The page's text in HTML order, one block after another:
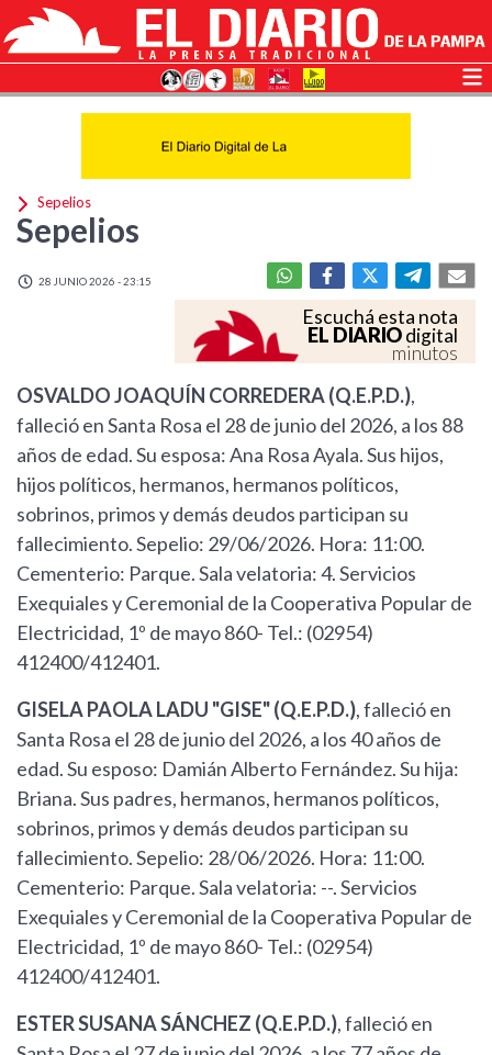
Sepelios
Sepelios
28 JUNIO 2026 - 23:15
Escuchá esta nota
EL DIARIOdigital
minutos
OSVALDO JOAQUÍN CORREDERA (Q.E.P.D.),
falleció en Santa Rosa el 28 de junio del 2026, a los 88
años de edad. Su esposa: Ana Rosa Ayala. Sus hijos,
hijos políticos, hermanos, hermanos políticos,
sobrinos, primos y demás deudos participan su
fallecimiento. Sepelio: 29/06/2026. Hora: 11:00.
Cementerio: Parque. Sala velatoria: 4. Servicios
Exequiales y Ceremonial de la Cooperativa Popular de
Electricidad, 1º de mayo 860- Tel.: (02954)
412400/412401.
GISELA PAOLA LADU "GISE" (Q.E.P.D.), falleció en
Santa Rosa el 28 de junio del 2026, a los 40 años de
edad. Su esposo: Damián Alberto Fernández. Su hija:
Briana. Sus padres, hermanos, hermanos políticos,
sobrinos, primos y demás deudos participan su
fallecimiento. Sepelio: 28/06/2026. Hora: 11:00.
Cementerio: Parque. Sala velatoria: --. Servicios
Exequiales y Ceremonial de la Cooperativa Popular de
Electricidad, 1º de mayo 860- Tel.: (02954)
412400/412401.
ESTER SUSANA SÁNCHEZ (Q.E.P.D.), falleció en